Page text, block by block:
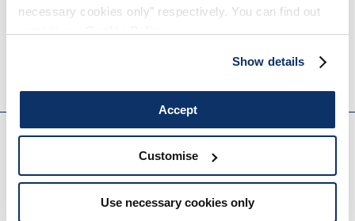
necessary cookies only" respectively. You can find out
Show details
Accept
Customise
Use necessary cookies only
480,00 CHF240,00 CHF -50%
EVERYDAY COUTURE
S'INSCRIRE À NOTRE BULLETIN D'INFORMATION